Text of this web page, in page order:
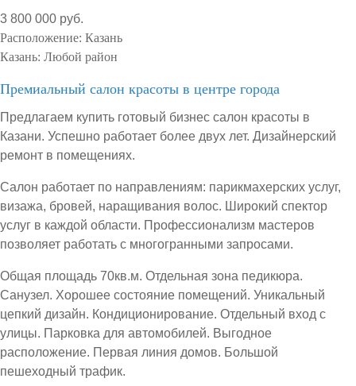
3 800 000 руб.
Расположение: Казань
Казань: Любой район
Премиальный салон красоты в центре города
Предлагаем купить готовый бизнес салон красоты в
Казани. Успешно работает более двух лет. Дизайнерский
ремонт в помещениях.
Салон работает по направлениям: парикмахерских услуг,
визажа, бровей, наращивания волос. Широкий спектор
услуг в каждой области. Профессионализм мастеров
позволяет работать с многогранными запросами.
Общая площадь 70кв.м. Отдельная зона педикюра.
Санузел. Хорошее состояние помещений. Уникальный
цепкий дизайн. Кондиционирование. Отдельный вход с
улицы. Парковка для автомобилей. Выгодное
расположение. Первая линия домов. Большой
пешеходный трафик.